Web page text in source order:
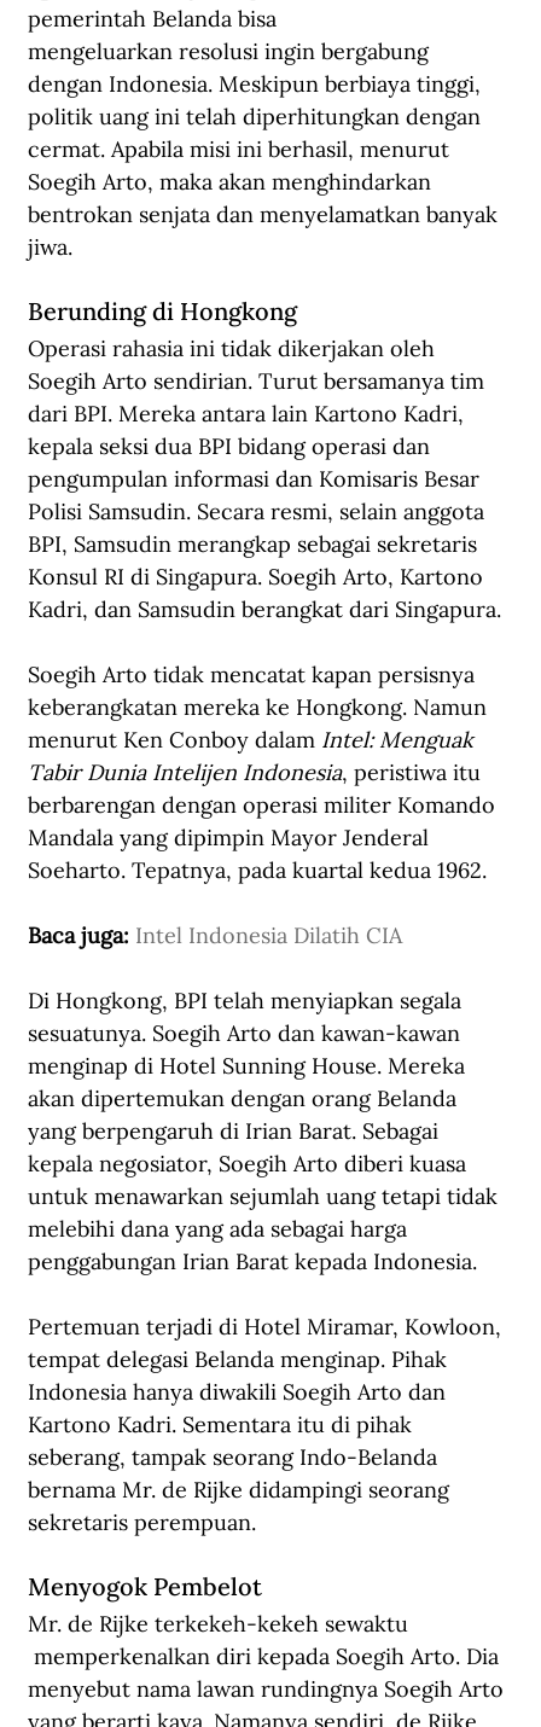
pemerintah Belanda bisa
mengeluarkan resolusi ingin bergabung
dengan Indonesia. Meskipun berbiaya tinggi,
politik uang ini telah diperhitungkan dengan
cermat. Apabila misi ini berhasil, menurut
Soegih Arto, maka akan menghindarkan
bentrokan senjata dan menyelamatkan banyak
jiwa.
Berunding di Hongkong
Operasi rahasia ini tidak dikerjakan oleh
Soegih Arto sendirian. Turut bersamanya tim
dari BPI. Mereka antara lain Kartono Kadri,
kepala seksi dua BPI bidang operasi dan
pengumpulan informasi dan Komisaris Besar
Polisi Samsudin. Secara resmi, selain anggota
BPI, Samsudin merangkap sebagai sekretaris
Konsul RI di Singapura. Soegih Arto, Kartono
Kadri, dan Samsudin berangkat dari Singapura.
Soegih Arto tidak mencatat kapan persisnya
keberangkatan mereka ke Hongkong. Namun
menurut Ken Conboy dalam Intel: Menguak
Tabir Dunia Intelijen Indonesia, peristiwa itu
berbarengan dengan operasi militer Komando
Mandala yang dipimpin Mayor Jenderal
Soeharto. Tepatnya, pada kuartal kedua 1962.
Baca juga: Intel Indonesia Dilatih CIA
Di Hongkong, BPI telah menyiapkan segala
sesuatunya. Soegih Arto dan kawan-kawan
menginap di Hotel Sunning House. Mereka
akan dipertemukan dengan orang Belanda
yang berpengaruh di Irian Barat. Sebagai
kepala negosiator, Soegih Arto diberi kuasa
untuk menawarkan sejumlah uang tetapi tidak
melebihi dana yang ada sebagai harga
penggabungan Irian Barat kepada Indonesia.
Pertemuan terjadi di Hotel Miramar, Kowloon,
tempat delegasi Belanda menginap. Pihak
Indonesia hanya diwakili Soegih Arto dan
Kartono Kadri. Sementara itu di pihak
seberang, tampak seorang Indo-Belanda
bernama Mr. de Rijke didampingi seorang
sekretaris perempuan.
Menyogok Pembelot
Mr. de Rijke terkekeh-kekeh sewaktu
memperkenalkan diri kepada Soegih Arto. Dia
menyebut nama lawan rundingnya Soegih Arto